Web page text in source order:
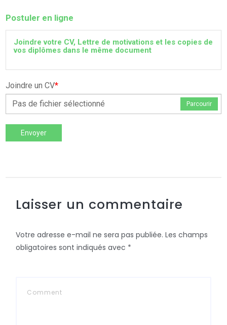
Postuler en ligne
Joindre votre CV, Lettre de motivations et les copies de
vos diplômes dans le même document
Joindre un CV*
Pas de fichier sélectionné
Parcourir
Envoyer
Laisser un commentaire
Votre adresse e-mail ne sera pas publiée. Les champs
obligatoires sont indiqués avec *